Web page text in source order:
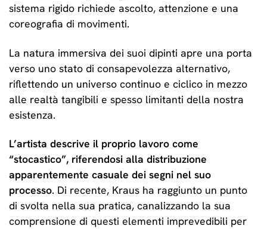
sistema rigido richiede ascolto, attenzione e una
coreografia di movimenti.
La natura immersiva dei suoi dipinti apre una porta
verso uno stato di consapevolezza alternativo,
riflettendo un universo continuo e ciclico in mezzo
alle realtà tangibili e spesso limitanti della nostra
esistenza.
L’artista descrive il proprio lavoro come
“stocastico”, riferendosi alla distribuzione
apparentemente casuale dei segni nel suo
processo. Di recente, Kraus ha raggiunto un punto
di svolta nella sua pratica, canalizzando la sua
comprensione di questi elementi imprevedibili per